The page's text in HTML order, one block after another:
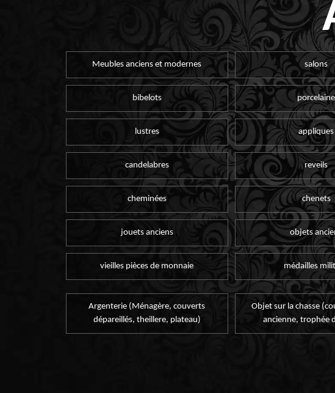
Meubles anciens et modernes salons
bibelots porcelaine
lustres appliques
candelabres reveils
cheminées chenets
jouets anciens objets
vieilles pièces de monnaie médailles
Argenterie (Ménagère, couverts
dépareillés, theillere, plateau)
Objet sur la chasse
ancienne, trophée